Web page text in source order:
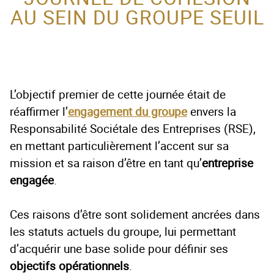
ACTEUR DE LA
AU SEIN DU GROUPE SEUIL
L’objectif premier de cette journée était de
réaffirmer l’engagement du groupeenvers la
Responsabilité Sociétale des Entreprises (RSE),
en mettant particulièrement l’accent sur sa
mission et sa raison d’être en tant qu’entreprise
engagée.
Ces raisons d’être sont solidement ancrées dans
les statuts actuels du groupe, lui permettant
d’acquérir une base solide pour définir ses
objectifs opérationnels.